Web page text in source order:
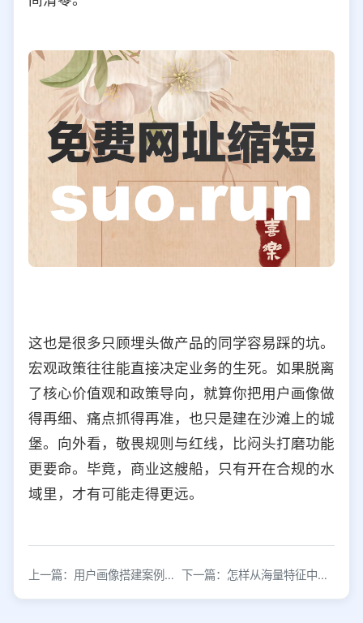
这也是很多只顾埋头做产品的同学容易踩的坑。
宏观政策往往能直接决定业务的生死。如果脱离
了核心价值观和政策导向，就算你把用户画像做
得再细、痛点抓得再准，也只是建在沙滩上的城
堡。向外看，敬畏规则与红线，比闷头打磨功能
更要命。毕竟，商业这艘船，只有开在合规的水
域里，才有可能走得更远。
上一篇：用户画像搭建案例：B站吃播用户画像搭建 下一篇：怎样从海量特征中选取用户的关键画像特征？